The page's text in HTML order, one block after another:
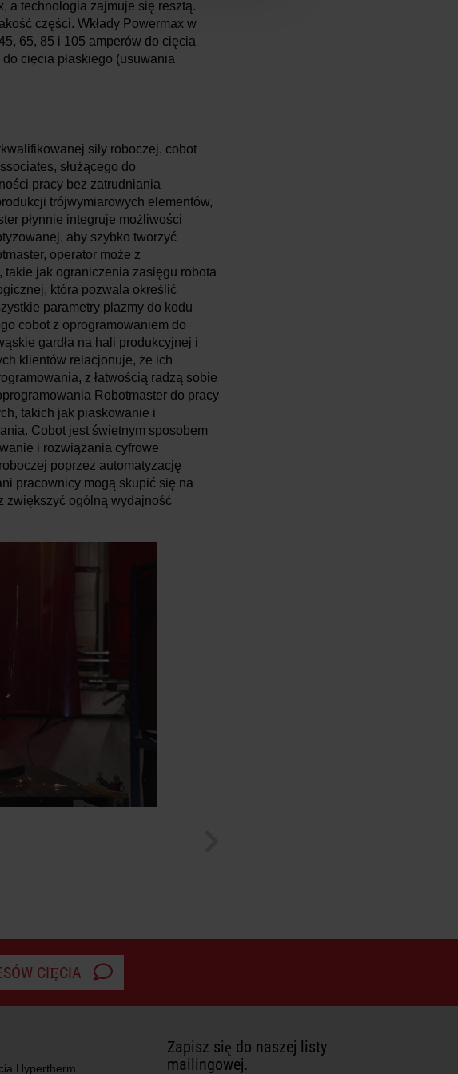
a technologia zajmuje się resztą.
części. Wkłady Powermax w
65, 85 i 105 amperów do cięcia
cięcia płaskiego (usuwania
siły roboczej, cobot
służącego do
pracy bez zatrudniania
trójwymiarowych elementów,
płynnie integruje możliwości
aby szybko tworzyć
operator może z
jak ograniczenia zasięgu robota
która pozwala określić
parametry plazmy do kodu
cobot z oprogramowaniem do
gardła na hali produkcyjnej i
klientów relacjonuje, że ich
z łatwością radzą sobie
Robotmaster do pracy
takich jak piaskowanie i
Cobot jest świetnym sposobem
i rozwiązania cyfrowe
poprzez automatyzację
pracownicy mogą skupić się na
zwiększyć ogólną wydajność
CIĘCIA
Hypertherm
Zapisz się do naszej listy
mailingowej.